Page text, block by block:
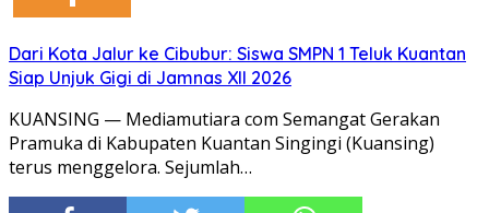
Dari Kota Jalur ke Cibubur: Siswa SMPN 1 Teluk Kuantan
Siap Unjuk Gigi di Jamnas XII 2026
KUANSING — Mediamutiara com Semangat Gerakan
Pramuka di Kabupaten Kuantan Singingi (Kuansing)
terus menggelora. Sejumlah…